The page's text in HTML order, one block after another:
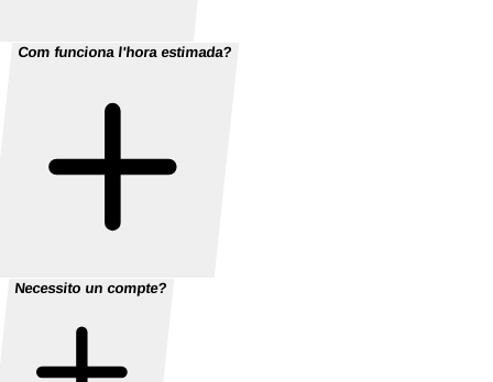
Com funciona l'hora estimada?
Necessito un compte?